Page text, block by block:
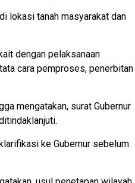
lokasi tanah masyarakat dan
dengan pelaksanaan
cara pemproses, penerbitan
mengatakan, surat Gubernur
ke Gubernur sebelum